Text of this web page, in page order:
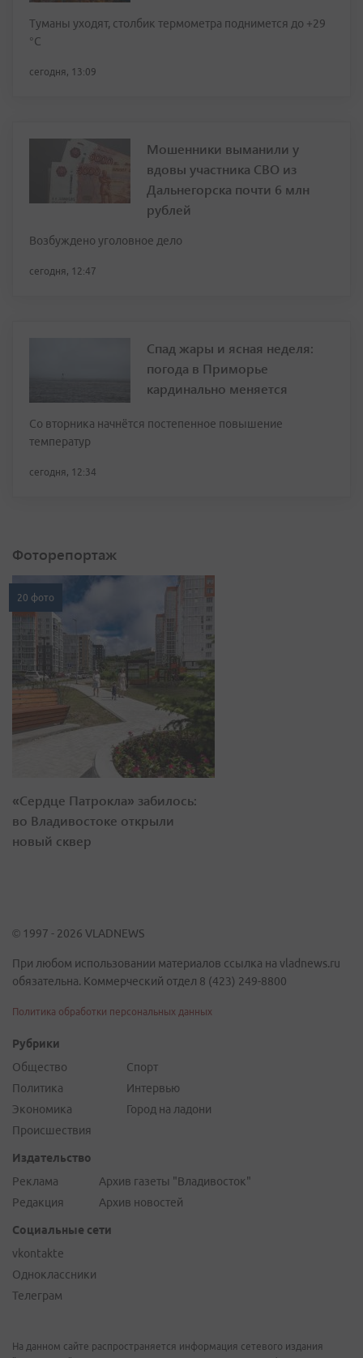
Туманы уходят, столбик термометра поднимется до +29
°С
сегодня, 13:09
Мошенники выманили у
вдовы участника СВО из
Дальнегорска почти 6 млн
рублей
Возбуждено уголовное дело
сегодня, 12:47
Спад жары и ясная неделя:
погода в Приморье
кардинально меняется
Со вторника начнётся постепенное повышение
температур
сегодня, 12:34
Фоторепортаж
20 фото
«Сердце Патрокла» забилось:
во Владивостоке открыли
новый сквер
© 1997 - 2026 VLADNEWS
При любом использовании материалов ссылка на vladnews.ru
обязательна. Коммерческий отдел 8 (423) 249-8800
Политика обработки персональных данных
Рубрики
Общество
Политика
Экономика
Происшествия
Спорт
Интервью
Город на ладони
Издательство
Реклама
Редакция
Архив газеты "Владивосток"
Архив новостей
Социальные сети
vkontakte
Одноклассники
Телеграм
На данном сайте распространяется информация сетевого издания